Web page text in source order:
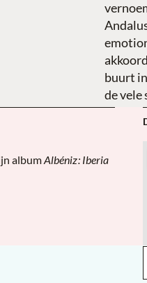
buurt
de
albumAlbéniz:Iberia